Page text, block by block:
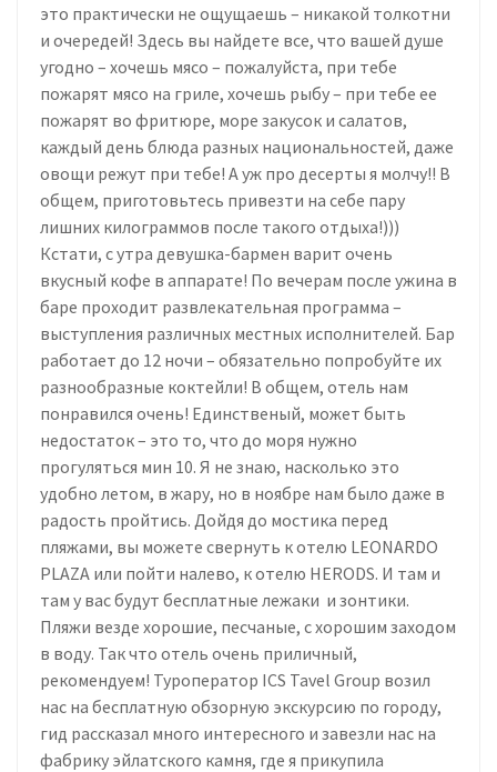
это практически не ощущаешь – никакой толкотни
и очередей! Здесь вы найдете все, что вашей душе
угодно – хочешь мясо – пожалуйста, при тебе
пожарят мясо на гриле, хочешь рыбу – при тебе ее
пожарят во фритюре, море закусок и салатов,
каждый день блюда разных национальностей, даже
овощи режут при тебе! А уж про десерты я молчу!! В
общем, приготовьтесь привезти на себе пару
лишних килограммов после такого отдыха!)))
Кстати, с утра девушка-бармен варит очень
вкусный кофе в аппарате! По вечерам после ужина в
баре проходит развлекательная программа –
выступления различных местных исполнителей. Бар
работает до 12 ночи – обязательно попробуйте их
разнообразные коктейли! В общем, отель нам
понравился очень! Единственый, может быть
недостаток – это то, что до моря нужно
прогуляться мин 10. Я не знаю, насколько это
удобно летом, в жару, но в ноябре нам было даже в
радость пройтись. Дойдя до мостика перед
пляжами, вы можете свернуть к отелю LEONARDO
PLAZA или пойти налево, к отелю HERODS. И там и
там у вас будут бесплатные лежаки и зонтики.
Пляжи везде хорошие, песчаные, с хорошим заходом
в воду. Так что отель очень приличный,
рекомендуем! Туроператор ICS Tavel Group возил
нас на бесплатную обзорную экскурсию по городу,
гид рассказал много интересного и завезли нас на
фабрику эйлатского камня, где я прикупила